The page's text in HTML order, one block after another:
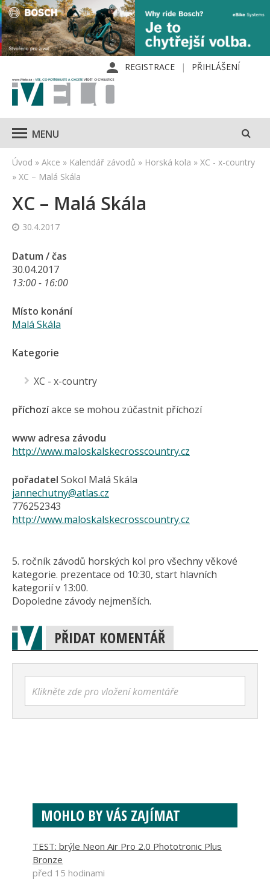
REGISTRACE PŘIHLÁŠENÍ
MENU
Úvod » Akce » Kalendář závodů » Horská kola » XC - x-country
» XC – Malá Skála
XC – Malá Skála
30.4.2017
Datum / čas
30.04.2017
13:00 - 16:00
Místo konání
Malá Skála
Kategorie
XC - x-country
příchozíakce se mohou zúčastnit příchozí
www adresa závodu
http://www.maloskalskecrosscountry.cz
pořadatel Sokol Malá Skála
jannechutny@atlas.cz
776252343
http://www.maloskalskecrosscountry.cz
5. ročník závodů horských kol pro všechny věkové
kategorie. prezentace od 10:30, start hlavních
kategorií v 13:00.
Dopoledne závody nejmenších.
PŘIDAT KOMENTÁŘ
Klikněte zde pro vložení komentáře
MOHLO BY VÁS ZAJÍMAT
TEST: brýle Neon Air Pro 2.0 Phototronic Plus
Bronze
před 15 hodinami